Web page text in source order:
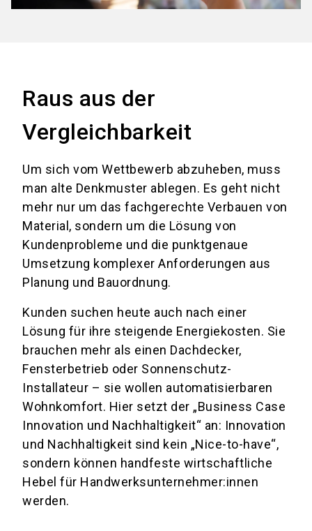
Raus aus der
Vergleichbarkeit
Um sich vom Wettbewerb abzuheben, muss
man alte Denkmuster ablegen. Es geht nicht
mehr nur um das fachgerechte Verbauen von
Material, sondern um die Lösung von
Kundenprobleme und die punktgenaue
Umsetzung komplexer Anforderungen aus
Planung und Bauordnung.
Kunden suchen heute auch nach einer
Lösung für ihre steigende Energiekosten. Sie
brauchen mehr als einen Dachdecker,
Fensterbetrieb oder Sonnenschutz-
Installateur – sie wollen automatisierbaren
Wohnkomfort. Hier setzt der „Business Case
Innovation und Nachhaltigkeit“ an: Innovation
und Nachhaltigkeit sind kein „Nice-to-have“,
sondern können handfeste wirtschaftliche
Hebel für Handwerksunternehmer:innen
werden.